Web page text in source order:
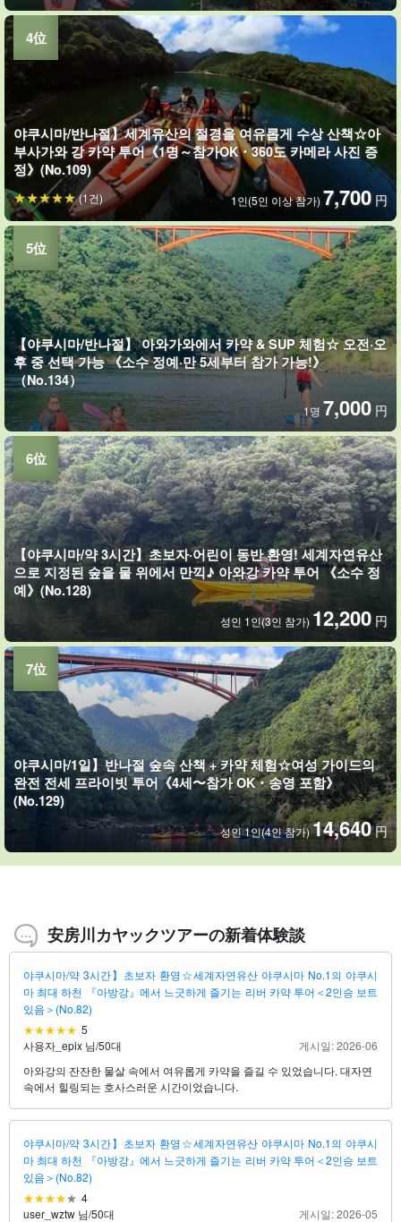
야쿠시마/반나절】세계유산의 절경을 여유롭게 수상 산책☆아
부사가와 강 카약 투어《1명～참가OK・360도 카메라 사진 증
정》(No.109)
1인(5인 이상 참가) 7,700 円
(1건)
【야쿠시마/반나절】 아와가와에서 카약 & SUP 체험☆ 오전·오
후 중 선택 가능 《소수 정예·만 5세부터 참가 가능!》
（No.134）
1명 7,000 円
【야쿠시마/약 3시간】초보자·어린이 동반 환영! 세계자연유산
으로 지정된 숲을 물 위에서 만끽♪ 아와강 카약 투어 《소수 정
예》(No.128)
성인 1인(3인 참가) 12,200 円
야쿠시마/1일】반나절 숲속 산책 + 카약 체험☆여성 가이드의
완전 전세 프라이빗 투어《4세〜참가 OK・송영 포함》
(No.129)
성인 1인(4인 참가)14,640 円
安房川カヤックツアーの新着体験談
야쿠시마/약 3시간】초보자 환영☆세계자연유산 야쿠시마 No.1의 야쿠시
마 최대 하천 『아방강』에서 느긋하게 즐기는 리버 카약 투어＜2인승 보트
있음＞(No.82)
5
사용자_epix 님/50대
게시일: 2026-06
아와강의 잔잔한 물살 속에서 여유롭게 카약을 즐길 수 있었습니다. 대자연
속에서 힐링되는 호사스러운 시간이었습니다.
야쿠시마/약 3시간】초보자 환영☆세계자연유산 야쿠시마 No.1의 야쿠시
마 최대 하천 『아방강』에서 느긋하게 즐기는 리버 카약 투어＜2인승 보트
있음＞(No.82)
4
user_wztw 님/50대
게시일: 2026-05